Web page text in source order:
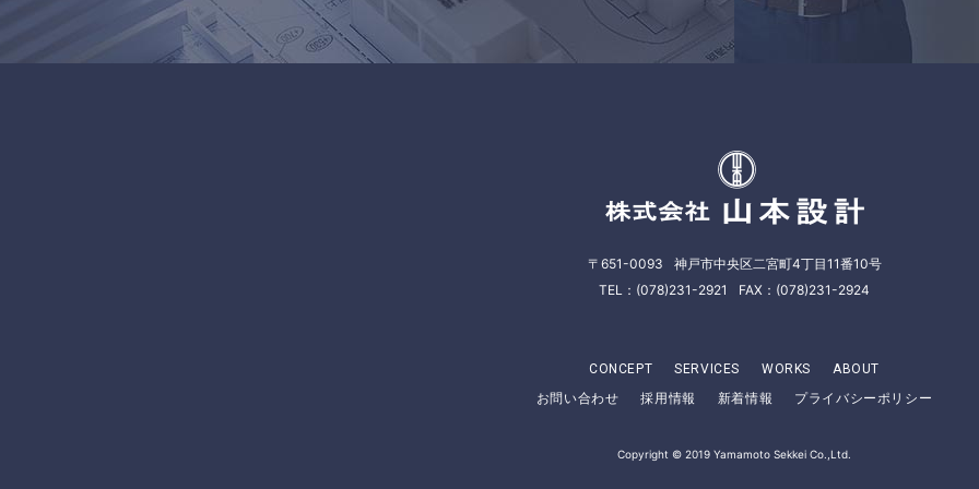
〒651-0093
神戸市中央区二宮町4丁目11番10号
TEL： (078)231-2921 FAX： (078)231-2924
CONCEPT SERVICES WORKS ABOUT
お問い合わせ 採用情報 新着情報 プライバシーポリシー
Copyright © 2019 Yamamoto Sekkei Co.,Ltd.